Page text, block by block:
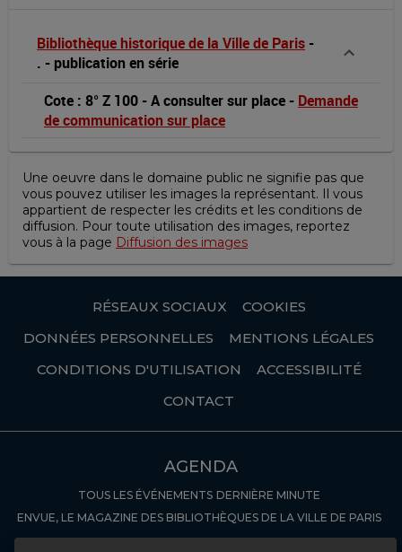
Bibliothèque historique de la Ville de Paris -
. - publication en série
Cote : 8° Z 100 -A consulter sur place - Demande
de communication sur place
Une oeuvre dans le domaine public ne signifie pas que
vous pouvez utiliser les images la représentant. Il vous
appartient de respecter les crédits et les conditions de
diffusion. Pour toute utilisation des images, reportez
vous à la page Diffusion des images
RÉSEAUX SOCIAUX
COOKIES
DONNÉES PERSONNELLES
MENTIONS LÉGALES
CONDITIONS D'UTILISATION
ACCESSIBILITÉ
CONTACT
AGENDA
TOUS LES ÉVÉNEMENTS DERNIÈRE MINUTE
ENVUE, LE MAGAZINE DES BIBLIOTHÈQUES DE LA VILLE DE PARIS